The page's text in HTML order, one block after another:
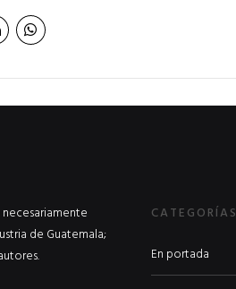
de Guatemala;
CATEGORÍAS
En portada